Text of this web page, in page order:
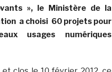
», le Ministère de la
a choisi 60 projets pour
usages numériques